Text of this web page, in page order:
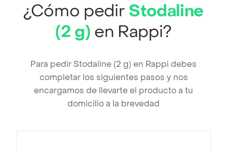
¿Cómo pedir Stodaline
(2 g) en Rappi?
Para pedir Stodaline (2 g) en Rappi debes
completar los siguientes pasos y nos
encargamos de llevarte el producto a tu
domicilio a la brevedad